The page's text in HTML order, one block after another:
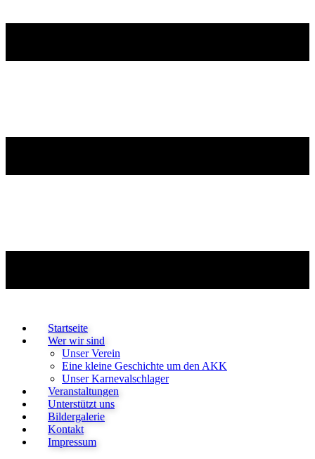
Startseite
Wer wir sind
Unser Verein
Eine kleine Geschichte um den AKK
Unser Karnevalschlager
Veranstaltungen
Unterstützt uns
Bildergalerie
Kontakt
Impressum